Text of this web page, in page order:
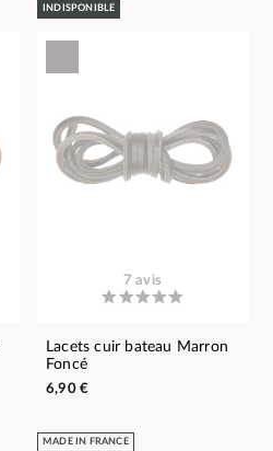
INDISPONIBLE
7 avis
Lacets cuir bateau Marron
Foncé
6,90 €
MADE IN FRANCE